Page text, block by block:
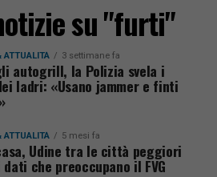
su "furti"
ATTUALITÀ 3 settimane fa
autogrill, la Polizia svela i
ladri: «Usano jammer e finti
ATTUALITÀ 5 mesi fa
Udine tra le città peggiori
che preoccupano il FVG